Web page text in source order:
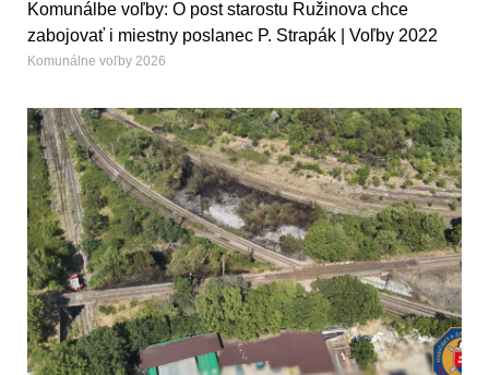
Komunálbe voľby: O post starostu Ružinova chce
zabojovať i miestny poslanec P. Strapák | Voľby 2022
Komunálne voľby 2026